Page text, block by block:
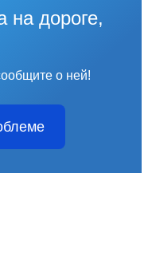
на дороге,
о ней!